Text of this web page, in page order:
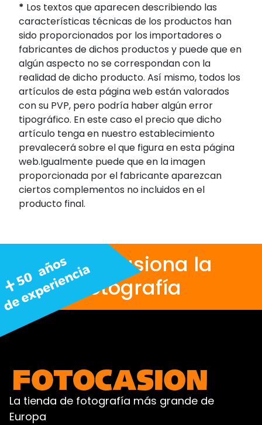
* Los textos que aparecen describiendo las
características técnicas de los productos han
sido proporcionados por los importadores o
fabricantes de dichos productos y puede que en
algún aspecto no se correspondan con la
realidad de dicho producto. Así mismo, todos los
artículos de esta página web están valorados
con su PVP, pero podría haber algún error
tipográfico. En este caso el precio que dicho
artículo tenga en nuestro establecimiento
prevalecerá sobre el que figura en esta página
web.Igualmente puede que en la imagen
proporcionada por el fabricante aparezcan
ciertos complementos no incluidos en el
producto final.
Nos apasiona la
fotografía
La tienda de fotografía más grande de
Europa